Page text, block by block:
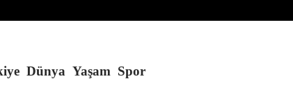
yaşanacak
Dünya Yaşam Spor